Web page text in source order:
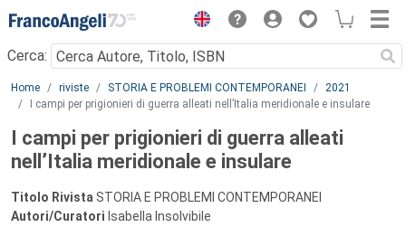
Menu
Cerca:
Main content
Home riviste STORIA E PROBLEMI CONTEMPORANEI
2021
I campi per prigionieri di guerra alleati nell’Italia meridionale e insulare
I campi per prigionieri di guerra alleati
nell’Italia meridionale e insulare
Titolo Rivista STORIA E PROBLEMI CONTEMPORANEI
Autori/Curatori Isabella Insolvibile